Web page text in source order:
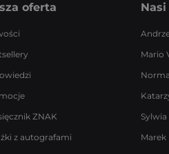
oferta
ZNAK
z autografami
Mario
Marek